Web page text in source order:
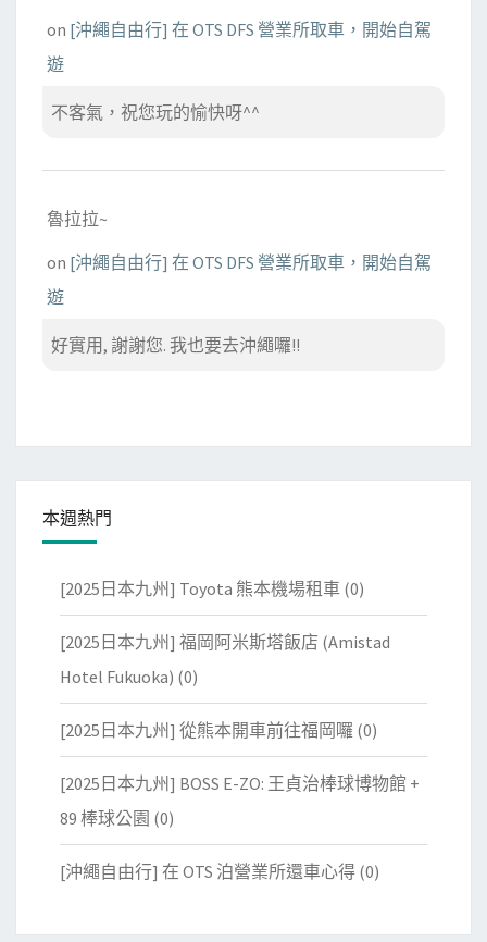
on [沖繩自由行] 在 OTS DFS 營業所取車，開始自駕
遊
不客氣，祝您玩的愉快呀^^
魯拉拉~
on [沖繩自由行] 在 OTS DFS 營業所取車，開始自駕
遊
好實用, 謝謝您. 我也要去沖繩囉!!
本週熱門
[2025日本九州] Toyota 熊本機場租車 (0)
[2025日本九州] 福岡阿米斯塔飯店 (Amistad
Hotel Fukuoka) (0)
[2025日本九州] 從熊本開車前往福岡囉 (0)
[2025日本九州] BOSS E-ZO: 王貞治棒球博物館 +
89 棒球公園 (0)
[沖繩自由行] 在 OTS 泊營業所還車心得 (0)